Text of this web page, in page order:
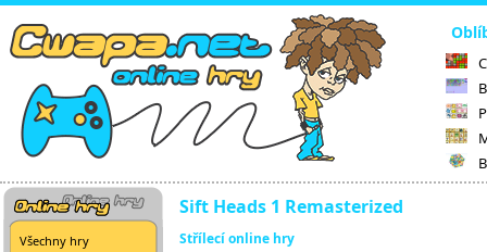
Všechny hry
Sift Heads 1 Remasterized
Střílecí online hry